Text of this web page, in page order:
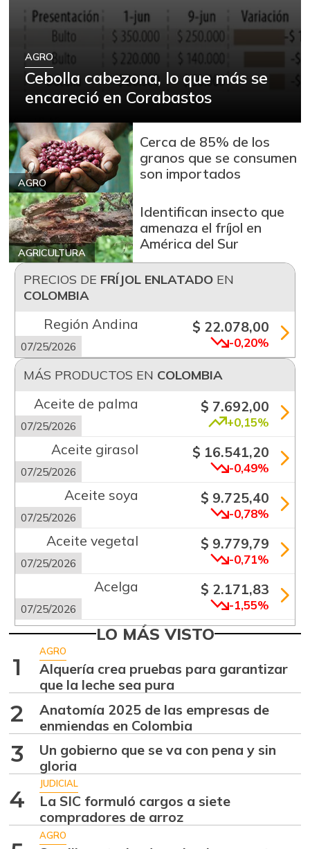
AGRO
Cebolla cabezona, lo que más se
encareció en Corabastos
AGRO
Cerca de 85% de los
granos que se consumen
son importados
AGRICULTURA
Identifican insecto que
amenaza el fríjol en
América del Sur
PRECIOS DE FRÍJOL ENLATADOEN
COLOMBIA
Región Andina
07/25/2026
$ 22.078,00
-0,20%
MÁS PRODUCTOS EN COLOMBIA
Aceite de palma
07/25/2026
$ 7.692,00
+0,15%
Aceite girasol
07/25/2026
$ 16.541,20
-0,49%
Aceite soya
07/25/2026
$ 9.725,40
-0,78%
Aceite vegetal
07/25/2026
$ 9.779,79
-0,71%
Acelga
07/25/2026
$ 2.171,83
-1,55%
Aguacate común
07/25/2026
$ 6.672,89
Aguacate hass $ 7.289,10
-2,98%
Aguacate
papelillo
07/25/2026
$ 8.366,30
-1,18%
Ahuyama
07/25/2026 -0,51%
Ahuyamín
LO MÁS VISTO
1
AGRO
Alquería crea pruebas para garantizar
que la leche sea pura
2
Anatomía 2025 de las empresas de
enmiendas en Colombia
3
Un gobierno que se va con pena y sin
gloria
4
JUDICIAL
La SIC formuló cargos a siete
compradores de arroz
AGRO